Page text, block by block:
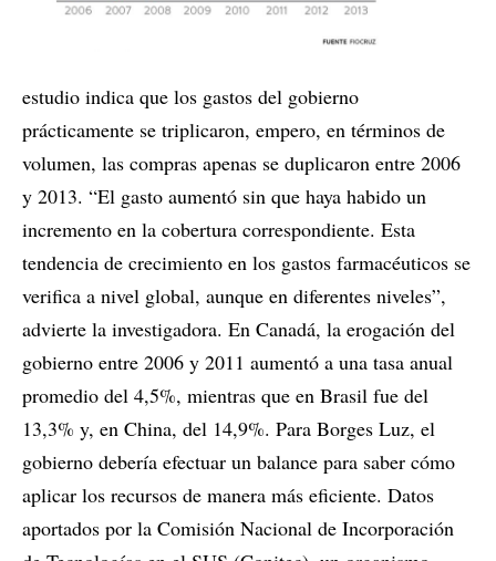
estudio indica que los gastos del gobierno
prácticamente se triplicaron, empero, en términos de
volumen, las compras apenas se duplicaron entre 2006
y 2013. “El gasto aumentó sin que haya habido un
incremento en la cobertura correspondiente. Esta
tendencia de crecimiento en los gastos farmacéuticos se
verifica a nivel global, aunque en diferentes niveles”,
advierte la investigadora. En Canadá, la erogación del
gobierno entre 2006 y 2011 aumentó a una tasa anual
promedio del 4,5%, mientras que en Brasil fue del
13,3% y, en China, del 14,9%. Para Borges Luz, el
gobierno debería efectuar un balance para saber cómo
aplicar los recursos de manera más eficiente. Datos
aportados por la Comisión Nacional de Incorporación